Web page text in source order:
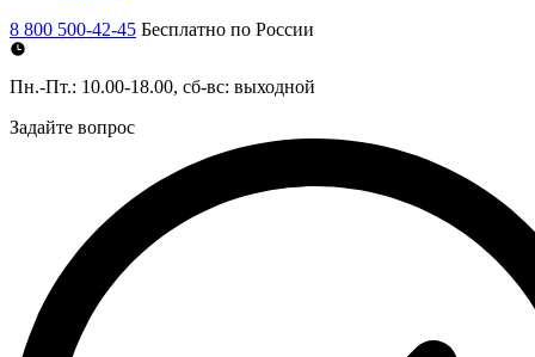
8 800 500-42-45 Бесплатно по России
Пн.-Пт.: 10.00-18.00, сб-вс: выходной
Задайте вопрос